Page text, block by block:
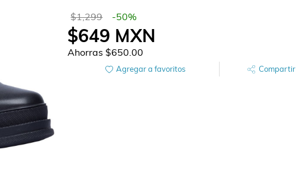
$1,299 -50%
$649 MXN
Ahorras$650.00
Agregar a favoritos Compartir